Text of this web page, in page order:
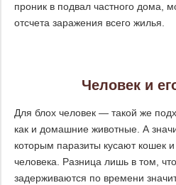
проник в подвал частного дома,
отсчета заражения всего жилья.
Человек и
Для блох человек — такой же
как и домашние животные. А
которым паразиты кусают кошек
человека. Разница лишь в том,
задерживаются по времени